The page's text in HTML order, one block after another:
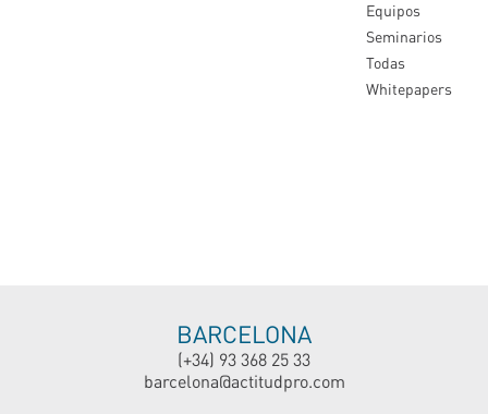
Equipos
Seminarios
Todas
Whitepapers
BARCELONA
(+34) 93 368 25 33
barcelona@actitudpro.com